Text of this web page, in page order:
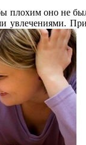
плохим оно не
увлечениями.